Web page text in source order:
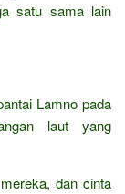
satu sama lain
Lamno pada
laut yang
dan cinta